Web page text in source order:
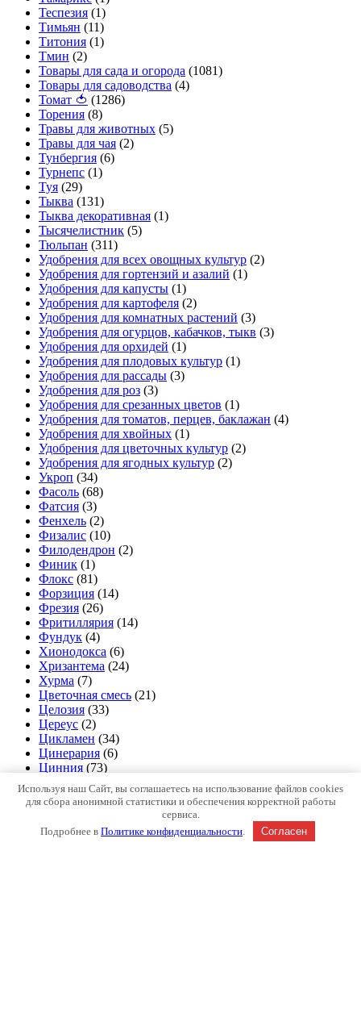
Теспезия (1)
Тимьян (11)
Титония (1)
Тмин (2)
Товары для сада и огорода (1081)
Товары для садоводства (4)
Томат 🍅 (1286)
Торения (8)
Травы для животных (5)
Травы для чая (2)
Тунбергия (6)
Турнепс (1)
Туя (29)
Тыква (131)
Тыква декоративная (1)
Тысячелистник (5)
Тюльпан (311)
Удобрения для всех овощных культур (2)
Удобрения для гортензий и азалий (1)
Удобрения для капусты (1)
Удобрения для картофеля (2)
Удобрения для комнатных растений (3)
Удобрения для огурцов, кабачков, тыкв (3)
Удобрения для орхидей (1)
Удобрения для плодовых культур (1)
Удобрения для рассады (3)
Удобрения для роз (3)
Удобрения для срезанных цветов (1)
Удобрения для томатов, перцев, баклажан (4)
Удобрения для хвойных (1)
Удобрения для цветочных культур (2)
Удобрения для ягодных культур (2)
Укроп (34)
Фасоль (68)
Фатсия (3)
Фенхель (2)
Физалис (10)
Филодендрон (2)
Финик (1)
Флокс (81)
Форзиция (14)
Фрезия (26)
Фритиллярия (14)
Фундук (4)
Хионодокса (6)
Хризантема (24)
Хурма (7)
Цветочная смесь (21)
Целозия (33)
Цереус (2)
Цикламен (34)
Цинерария (6)
Цинния (73)
(2)
Чабер (5)
Черевишня (дюк)
Черемша
(3)
Черешня
(36)
Используя наш Сайт, вы соглашаетесь на использование файлов cookies
для сбора анонимной статистики и обеспечения корректной работы
сервиса.
Подробнее вПолитике конфиденциальности Согласен